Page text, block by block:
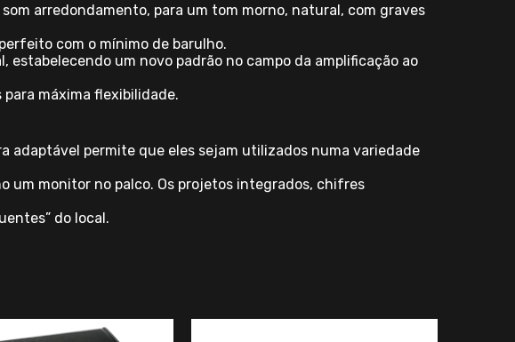
arredondamento, para um tom morno, natural, com graves
com o mínimo de barulho.
um novo padrão no campo da amplificação ao
máxima flexibilidade.
permite que eles sejam utilizados numa variedade
um monitor no palco. Os projetos integrados, chifres
do local.